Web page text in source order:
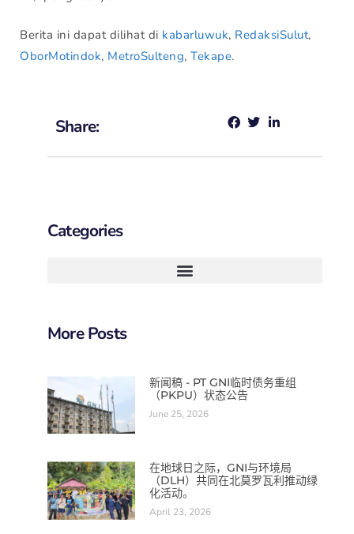
Berita ini dapat dilihat di kabarluwuk, RedaksiSulut,
OborMotindok, MetroSulteng, Tekape.
Share:
Categories
More Posts
新闻稿 - PT GNI临时债务重组
（PKPU）状态公告
June 25, 2026
在地球日之际，GNI与环境局
（DLH）共同在北莫罗瓦利推动绿
化活动。
April 23, 2026